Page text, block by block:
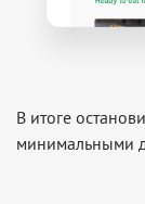
В итоге
минимальными